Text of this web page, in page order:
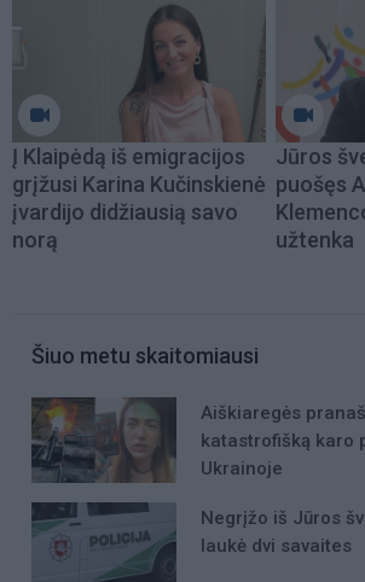
Į Klaipėdą iš emigracijos
grįžusi Karina Kučinskienė
įvardijo didžiausią savo
norą
Jūros
puošęs
užtenka
Šiuo metu skaitomiausi
Aiškiaregės
katastrofišką karo
Ukrainoje
Negrįžo iš Jūros
laukė dvi savaites